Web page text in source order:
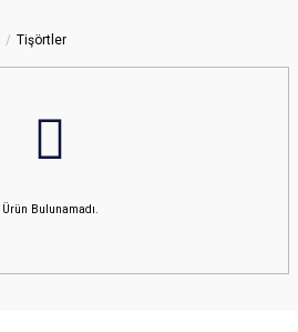
Tişörtler
Ürün Bulunamadı.